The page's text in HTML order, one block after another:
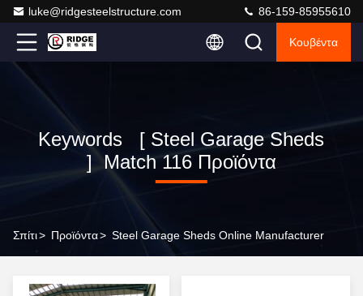
luke@ridgesteelstructure.com 86-159-85955610
Κουβέντα
Keywords [ Steel Garage Sheds
] Match 116 Προϊόντα
Σπίτι> Προϊόντα> Steel Garage Sheds Online Manufacturer